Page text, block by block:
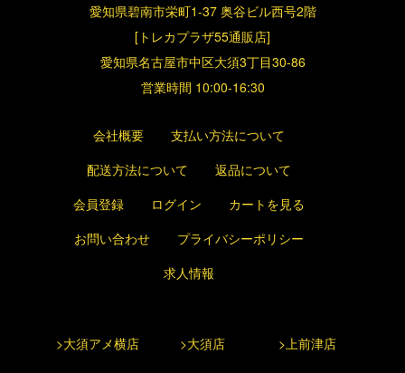
愛知県碧南市栄町1-37 奥谷ビル西号2階
[トレカプラザ55通販店]
愛知県名古屋市中区大須3丁目30-86
営業時間 10:00-16:30
会社概要
支払い方法について
配送方法について
返品について
会員登録
ログイン
カートを見る
お問い合わせ
プライバシーポリシー
求人情報
>大須アメ横店 >大須店 >上前津店